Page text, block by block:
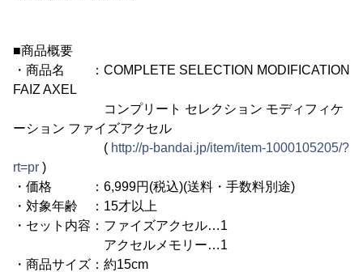
■商品概要
・商品名 ：COMPLETE SELECTION MODIFICATION
FAIZ AXEL
コンプリート セレクション モディフィケ
ーション ファイズアクセル
( http://p-bandai.jp/item/item-1000105205/?
rt=pr )
・価格 ：6,999円(税込)(送料・手数料別途)
・対象年齢 ：15才以上
・セット内容：ファイズアクセル…1
アクセルメモリー…1
・商品サイズ：約15cm